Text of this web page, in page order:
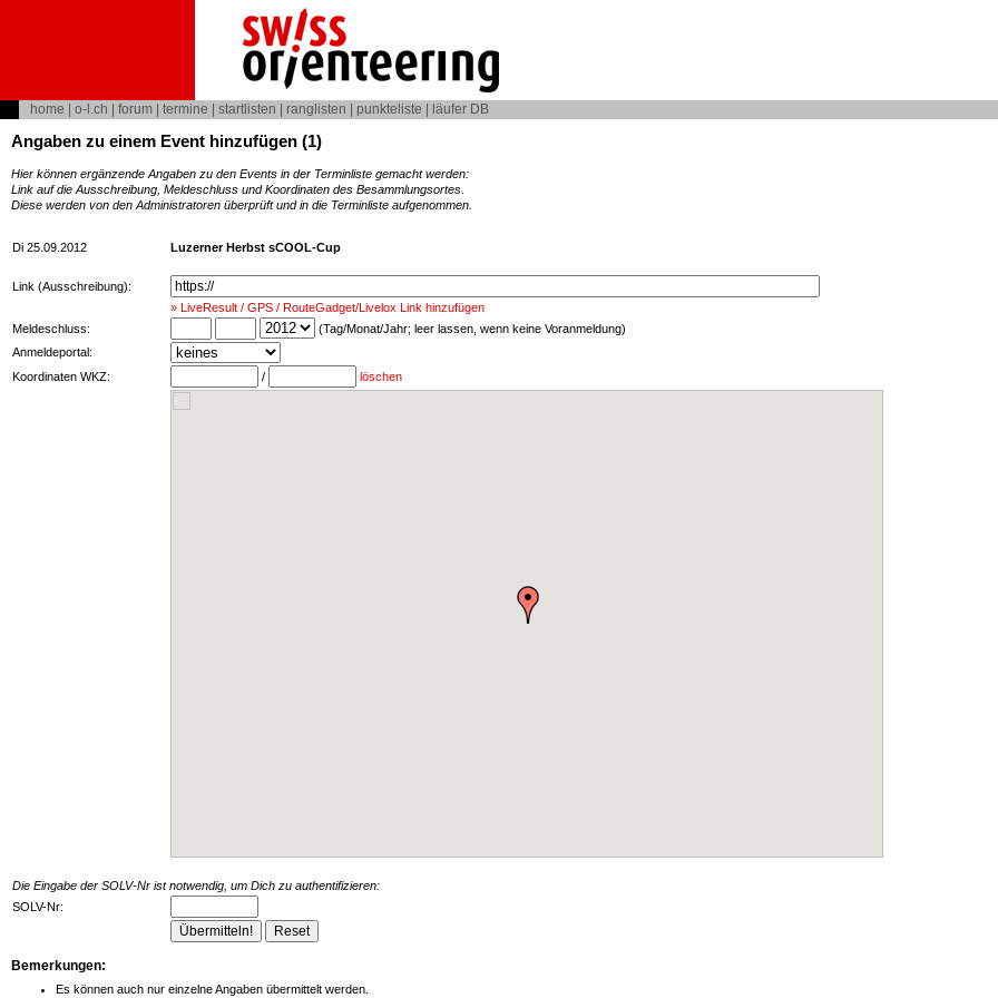
home o-l.ch forum termine startlisten ranglisten punkteliste läufer DB
Angaben zu einem Event hinzufügen (1)
Hier können ergänzende Angaben zu den Events in der Terminliste gemacht werden:
Link auf die Ausschreibung, Meldeschluss und Koordinaten des Besammlungsortes.
Diese werden von den Administratoren überprüft und in die Terminliste aufgenommen.
Di 25.09.2012 Luzerner Herbst sCOOL-Cup
Link (Ausschreibung):
» LiveResult / GPS / RouteGadget/Livelox Link hinzufügen
Meldeschluss:
(Tag/Monat/Jahr; leer lassen, wenn keine Voranmeldung)
Anmeldeportal:
Koordinaten WKZ:
/ löschen
Die Eingabe der SOLV-Nr ist notwendig, um Dich zu authentifizieren:
SOLV-Nr:
Bemerkungen:
Es können auch nur einzelne Angaben übermittelt werden.